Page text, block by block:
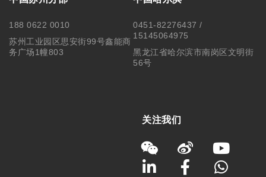
188 0622 0010
苏州工业园区思安街99号鑫能商
务广场1幢803
0451-82276437 /
15145064975
黑龙江省哈尔滨市南岗区文明街
56号
关注我们